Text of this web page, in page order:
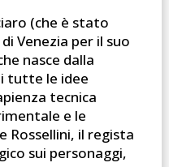
(che è stato
Venezia per il suo
nasce dalla
tutte le idee
tecnica
e le
Rossellini, il regista
sui personaggi,